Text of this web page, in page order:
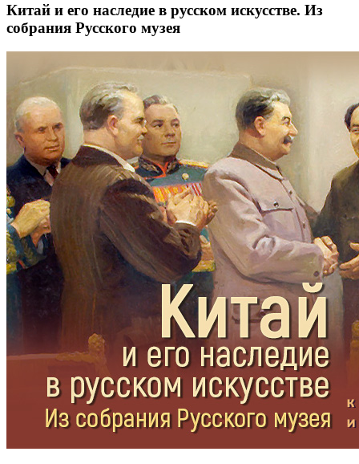
Китай и его наследие в русском искусстве. Из
собрания Русского музея